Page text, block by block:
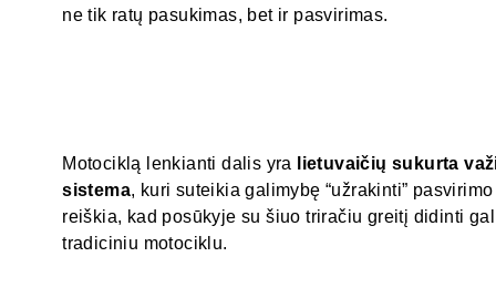
ne tik ratų pasukimas, bet ir pasvirimas.
Motociklą lenkianti dalis yra
lietuvaičių sukurta
sistema, kuri suteikia galimybę “užrakinti”
reiškia, kad posūkyje su šiuo triračiu greitį didinti
tradiciniu motociklu.